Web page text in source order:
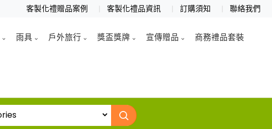
客製化禮贈品案例 客製化禮品資訊 訂購須知 聯絡我們
雨具 戶外旅行 獎盃獎牌 宣傳贈品 商務禮品套裝